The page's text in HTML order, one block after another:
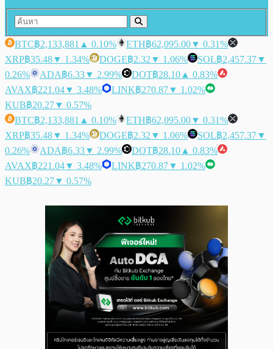
BTC฿2,133,881 ▲ 0.10% ETH฿62,095.00▼ 0.31%
XRP฿35.48▼ 1.34% DOGE฿2.32 ▼ 1.06% SOL฿2,457.37▼
0.26%
ADA฿6.33▼ 2.99% DOT฿28.10 ▲ 0.83%
AVAX฿221.04▼ 3.48% LINK฿270.87▼ 1.02%
KUB฿20.27▼ 0.57%
BTC฿2,133,881 ▲ 0.10% ETH฿62,095.00▼ 0.31%
XRP฿35.48▼ 1.34% DOGE฿2.32 ▼ 1.06% SOL฿2,457.37▼
0.26%
ADA฿6.33▼ 2.99% DOT฿28.10 ▲ 0.83%
AVAX฿221.04▼ 3.48% LINK฿270.87▼ 1.02%
KUB฿20.27▼ 0.57%